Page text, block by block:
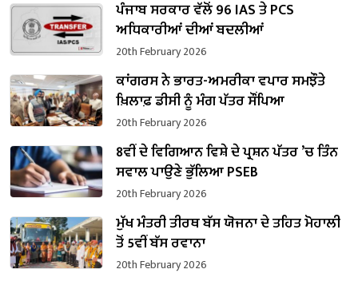
ਪੰਜਾਬ ਸਰਕਾਰ ਵੱਲੋਂ 96 IAS ਤੇ PCS
ਅਧਿਕਾਰੀਆਂ ਦੀਆਂ ਬਦਲੀਆਂ
20th February 2026
ਕਾਂਗਰਸ ਨੇ ਭਾਰਤ-ਅਮਰੀਕਾ ਵਪਾਰ ਸਮਝੌਤੇ
ਖ਼ਿਲਾਫ਼ ਡੀਸੀ ਨੂੰ ਮੰਗ ਪੱਤਰ ਸੌਂਪਿਆ
20th February 2026
8ਵੀਂ ਦੇ ਵਿਗਿਆਨ ਵਿਸ਼ੇ ਦੇ ਪ੍ਰਸ਼ਨ ਪੱਤਰ ’ਚ ਤਿੰਨ
ਸਵਾਲ ਪਾਉਣੇ ਭੁੱਲਿਆ PSEB
20th February 2026
ਮੁੱਖ ਮੰਤਰੀ ਤੀਰਥ ਬੱਸ ਯੋਜਨਾ ਦੇ ਤਹਿਤ ਮੋਹਾਲੀ
ਤੋਂ 5ਵੀਂ ਬੱਸ ਰਵਾਨਾ
20th February 2026